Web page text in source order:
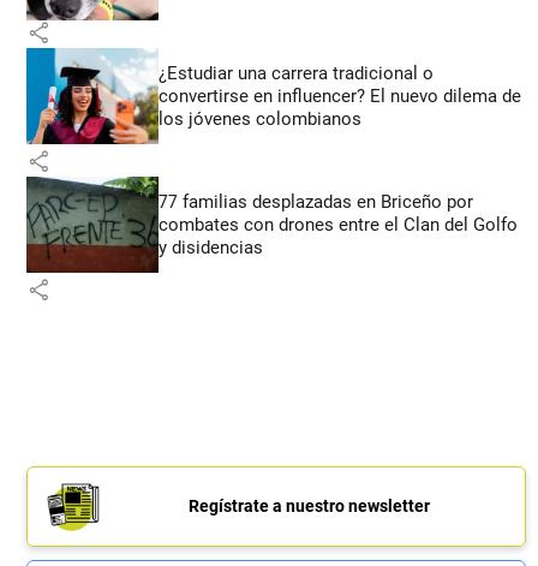
share
¿Estudiar una carrera tradicional o
convertirse en influencer? El nuevo dilema de
los jóvenes colombianos
share
77 familias desplazadas en Briceño por
combates con drones entre el Clan del Golfo
y disidencias
share
Regístrate a nuestro newsletter